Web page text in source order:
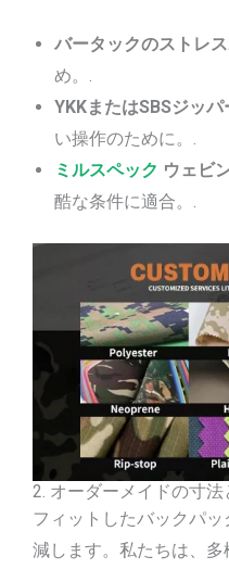
バータックのストレ
め。.
YKKまたはSBSジッパ
い操作のために。.
ミルスペック ウェビ
酷な条件に適合。.
2. オーダーメイドの寸法
フィットしたバックパ
減します。私たちは、